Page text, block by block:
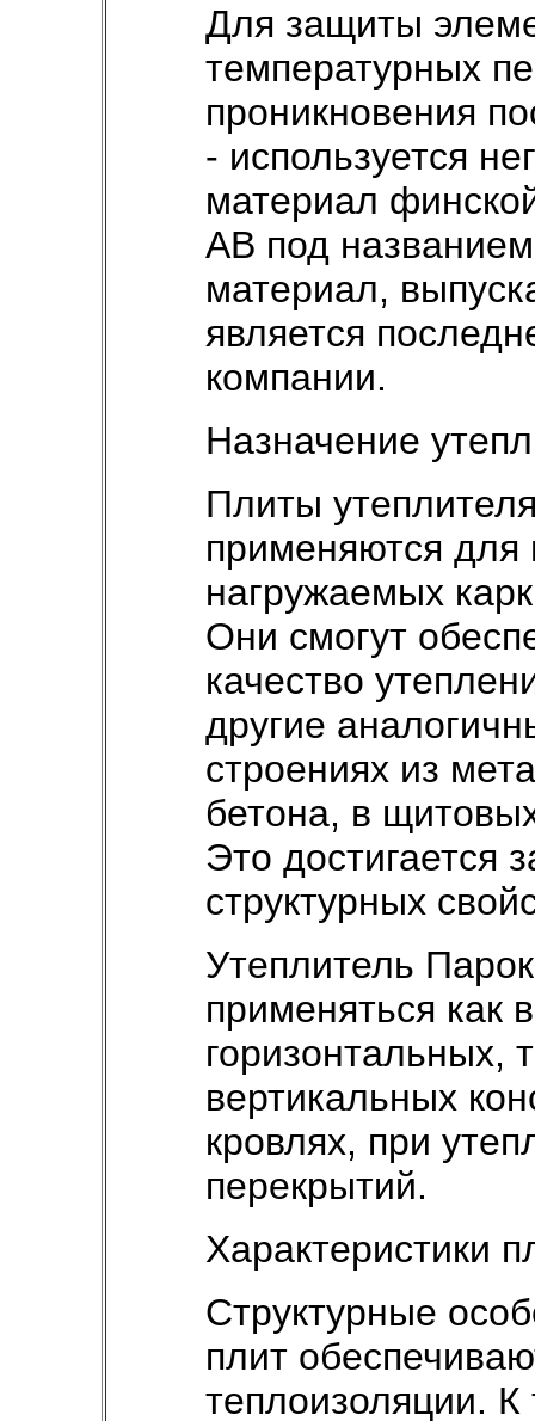
Для защиты
температурных
проникновения
- используется
материал
AB под
материал,
является
компании.
Назначение
Плиты
применяются
нагружаемых
Они смогут
качество
другие
строениях из
бетона, в
Это достигается
структурных
Утеплитель
применяться как
горизонтальных,
вертикальных
кровлях, при
перекрытий.
Характеристики
Структурные
плит
теплоизоляции.